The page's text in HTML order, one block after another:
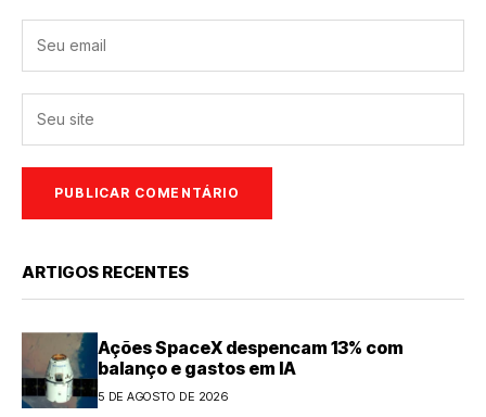
ARTIGOS RECENTES
Ações SpaceX despencam 13% com
balanço e gastos em IA
5 DE AGOSTO DE 2026